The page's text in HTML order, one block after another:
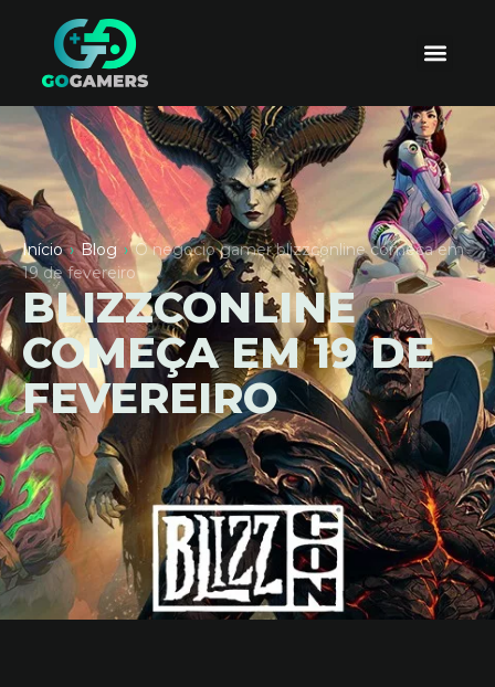
Início › Blog › O negocio gamer blizzconline comeca em
19 de fevereiro
BLIZZCONLINE
COMEÇA EM 19 DE
FEVEREIRO